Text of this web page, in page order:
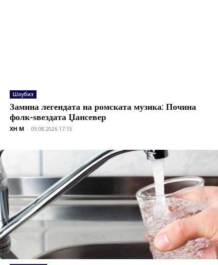
Шоубиз
Замина легендата на ромската музика: Почина
фолк-ѕвездата Џансевер
XH M - 09.08.2026 17:13